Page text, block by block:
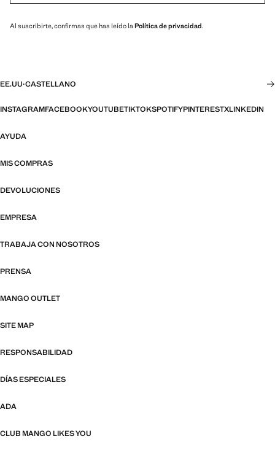
Al suscribirte, confirmas que has leído la Política de privacidad.
EE.UU·CASTELLANO
INSTAGRAMFACEBOOKYOUTUBETIKTOKSPOTIFYPINTERESTXLINKEDIN
AYUDA
MIS COMPRAS
DEVOLUCIONES
EMPRESA
TRABAJA CON NOSOTROS
PRENSA
MANGO OUTLET
SITE MAP
RESPONSABILIDAD
DÍAS ESPECIALES
ADA
CLUB MANGO LIKES YOU